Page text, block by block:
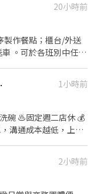
排班制，彈性排班無限
區間
20小時前
選
險：除
工用餐折
購折扣；組長當日任
間於面試時告知
水！
1小時前
休 💰
2小時前